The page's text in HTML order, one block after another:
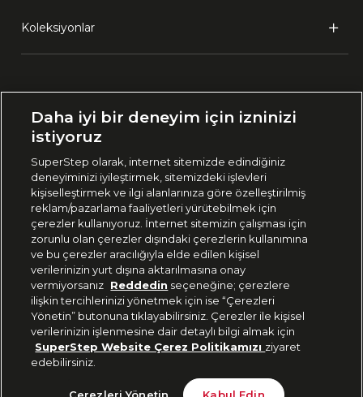
Tükendi
Koleksiyonlar
🇹🇷 Türkiye
444 37 36
Uygulamadan Takip Edin
Bizi Takip Edin
Daha iyi bir deneyim için izninizi
istiyoruz
SuperStep olarak, internet sitemizde edindiğiniz
deneyiminizi iyileştirmek, sitemizdeki işlevleri
kişiselleştirmek ve ilgi alanlarınıza göre özelleştirilmiş
reklam/pazarlama faaliyetleri yürütebilmek için
çerezler kullanıyoruz. İnternet sitemizin çalışması için
zorunlu olan çerezler dışındaki çerezlerin kullanımına
ve bu çerezler aracılığıyla elde edilen kişisel
verilerinizin yurt dışına aktarılmasına onay
vermiyorsanız Reddedin seçeneğine; çerezlere
ilişkin tercihlerinizi yönetmek için ise “Çerezleri
Yönetin” butonuna tıklayabilirsiniz. Çerezler ile kişisel
verilerinizin işlenmesine dair detaylı bilgi almak için
SuperStep Website Çerez Politikamızı ziyaret
edebilirsiniz.